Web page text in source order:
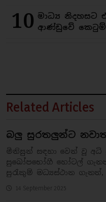
10 මාධ්‍ය නිදහසට
ආණ්ඩුවේ
Related Articles
බලු සුරතලුන්ට
මිනිසුන් සඳහා වෙන් වූ
සුඛෝපභෝගී හෝටල්
සුරැකුම් මධ්‍යස්ථාන ගැනත්,
14 September 2025